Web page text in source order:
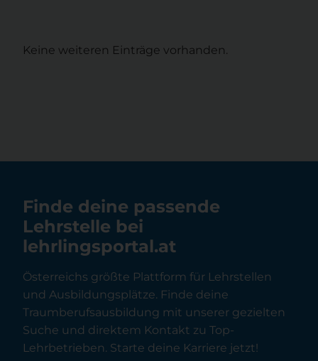
Keine weiteren Einträge vorhanden.
Finde deine passende
Lehrstelle bei
lehrlingsportal.at
Österreichs größte Plattform für Lehrstellen
und Ausbildungsplätze. Finde deine
Traumberufsausbildung mit unserer gezielten
Suche und direktem Kontakt zu Top-
Lehrbetrieben. Starte deine Karriere jetzt!